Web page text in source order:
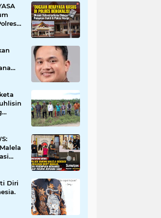
Diri